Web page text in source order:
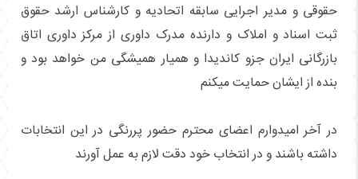
حقوقی و مدیر اجرایی سابقه اتحادیه و کارشناس ارشد حقوق
ثبت اسناد و املاک و دارنده مدرک داوری از مرکز داوری اتاق
بازرگانی ایران جزو کاندیدا و همیار همیشگی من خواهد بود و
بنده از ایشان حمایت میکنم
در آخر امیدوارم اعضای محترم حضور پررنگی در این انتخابات
داشته باشند و در انتخاب خود دقت لازم به عمل آورند